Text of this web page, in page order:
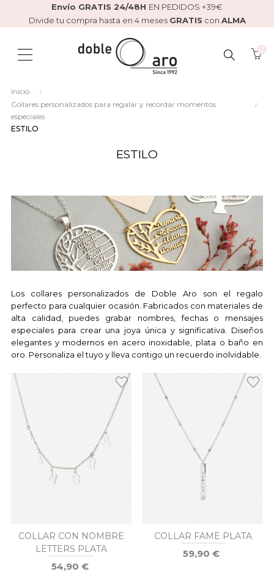
Envío GRATIS 24/48H EN PEDIDOS +39€
Divide tu compra hasta en 4 meses GRATIS con ALMA
BUSCAR
Inicio
Collares personalizados para regalar y recordar momentos
especiales
ESTILO
ESTILO
Los collares personalizados de Doble Aro son el regalo
perfecto para cualquier ocasión. Fabricados con materiales de
alta calidad, puedes grabar nombres, fechas o mensajes
especiales para crear una joya única y significativa. Diseños
elegantes y modernos en acero inoxidable, plata o baño en
oro. Personaliza el tuyo y lleva contigo un recuerdo inolvidable.
COLLAR CON NOMBRE
LETTERS PLATA
54,90 €
COLLAR FAME PLATA
59,90 €